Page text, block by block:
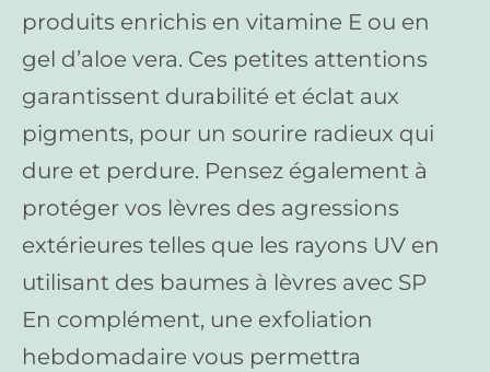
produits enrichis en vitamine E ou en
gel d’aloe vera. Ces petites attentions
garantissent durabilité et éclat aux
pigments, pour un sourire radieux qui
dure et perdure. Pensez également à
protéger vos lèvres des agressions
extérieures telles que les rayons UV en
utilisant des baumes à lèvres avec SP
En complément, une exfoliation
hebdomadaire vous permettra